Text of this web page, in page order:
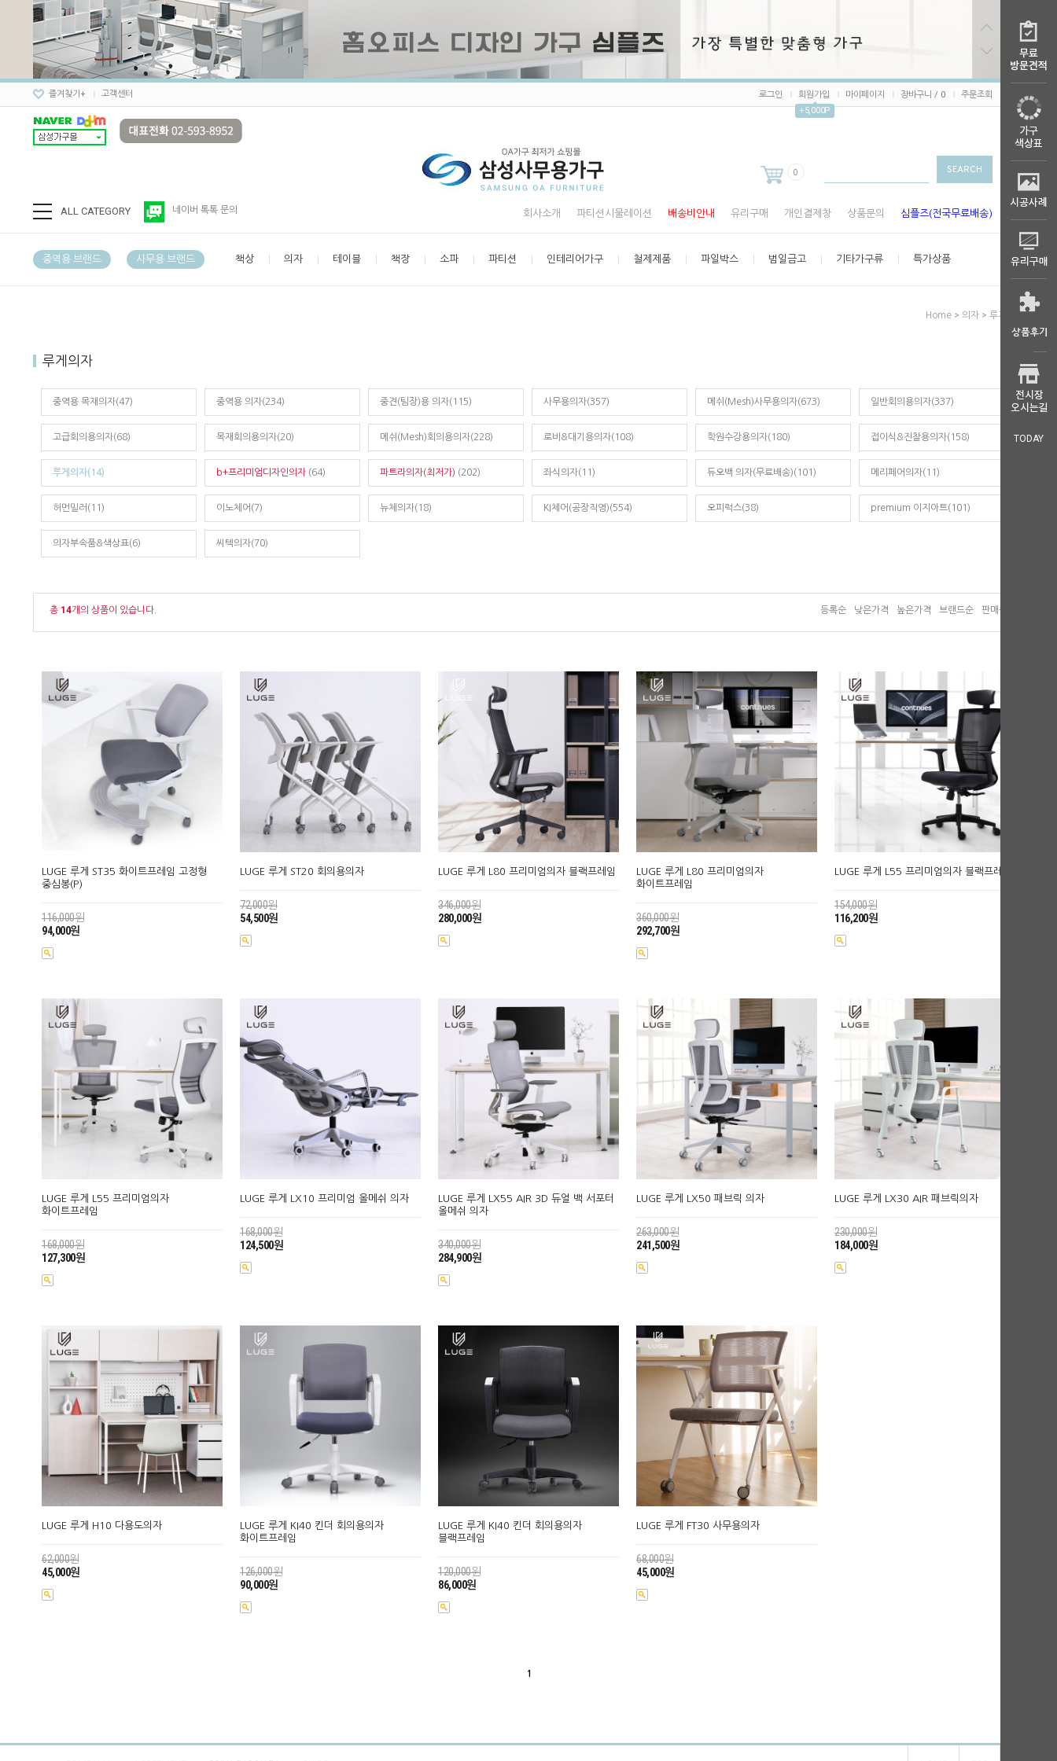
TODAY
즐겨찾기+ 고객센터 로그인
회원가입
+5,000P
마이페이지 장바구니 / 0 주문조회
ALL CATEGORY 네이버 톡톡 문의 회사소개 파티션시물레이션 배송비안내 유리구매 개인결제창 상품문의 심플즈(전국무료배송)
0
중역용 브랜드 사무용 브랜드 책상 의자 테이블 책장 소파 파티션 인테리어가구 철제제품 파일박스 범일금고 기타가구류 특가상품
Home > 의자 > 루게의자
루게의자
중역용 목재의자(47) 중역용 의자(234) 중견(팀장)용 의자(115) 사무용의자(357) 메쉬(Mesh)사무용의자(673) 일반회의용의자(337)
고급회의용의자(68) 목재회의용의자(20) 메쉬(Mesh)회의용의자(228) 로비&대기용의자(108) 학원수강용의자(180) 접이식&진찰용의자(158)
루게의자(14) b+프리미엄디자인의자 (64) 파트라의자(최저가) (202) 좌식의자(11) 듀오백 의자(무료배송)(101) 메리페어의자(11)
허먼밀러(11) 이노체어(7) 뉴체의자(18) KI체어(공장직영)(554) 오피럭스(38) premium 이지아트(101)
의자부속품&색상표(6) 씨텍의자(70)
총 14개의 상품이 있습니다. 등록순 낮은가격 높은가격 브랜드순 판매순
LUGE 루게 ST35 화이트프레임 고정형
중심봉(P)
116,000원
94,000원
LUGE 루게 ST20 회의용의자
72,000원
54,500원
LUGE 루게 L80 프리미엄의자 블랙프레임
346,000원
280,000원
LUGE 루게 L80 프리미엄의자
화이트프레임
360,000원
292,700원
LUGE 루게 L55 프리미엄의자 블랙프레임
154,000원
116,200원
LUGE 루게 L55 프리미엄의자
화이트프레임
168,000원
127,300원
LUGE 루게 LX10 프리미엄 올메쉬 의자
168,000원
124,500원
LUGE 루게 LX55 AIR 3D 듀얼 백 서포터
올메쉬 의자
340,000원
284,900원
LUGE 루게 LX50 패브릭 의자
263,000원
241,500원
LUGE 루게 LX30 AIR 패브릭의자
230,000원
184,000원
LUGE 루게 H10 다용도의자
62,000원
45,000원
LUGE 루게 KI40 킨더 회의용의자
화이트프레임
126,000원
90,000원
LUGE 루게 KI40 킨더 회의용의자
블랙프레임
120,000원
86,000원
LUGE 루게 FT30 사무용의자
68,000원
45,000원
1